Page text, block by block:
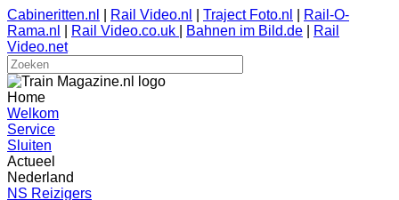
Cabineritten.nl Rail Video.nl Traject Foto.nl
Rail-O-
Rama.nl
Rail Video.co.uk Bahnen im Bild.de
Rail
Video.net
Home
Welkom
Service
Sluiten
Actueel
Nederland
NS Reizigers